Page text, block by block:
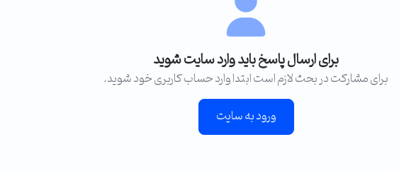
برای ارسال پاسخ باید وارد سایت شوید
برای مشارکت در بحث لازم است ابتدا وارد حساب کاربری خود شوید.
ورود به سایت